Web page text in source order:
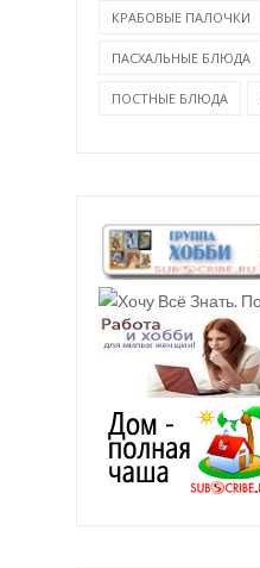
КРАБОВЫЕ ПАЛОЧКИ
ПАСХАЛЬНЫЕ БЛЮДА
ПОСТНЫЕ БЛЮДА